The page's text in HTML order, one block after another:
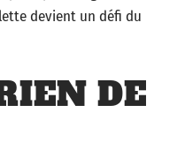
devient un défi du
DE